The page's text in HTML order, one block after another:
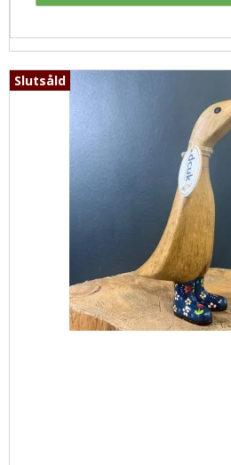
Slutsåld